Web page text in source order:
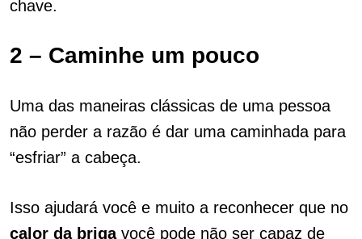
chave.
2 – Caminhe um pouco
Uma das maneiras clássicas de uma pessoa
não perder a razão é dar uma caminhada para
“esfriar” a cabeça.
Isso ajudará você e muito a reconhecer que no
calor da brigavocê pode não ser capaz de